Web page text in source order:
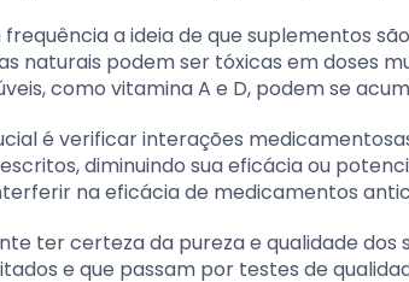
a ideia de que suplementos
naturais podem ser tóxicas em doses
como vitamina A e D, podem se
é verificar interações
diminuindo sua eficácia ou
na eficácia de medicamentos
ter certeza da pureza e qualidade
e que passam por testes de